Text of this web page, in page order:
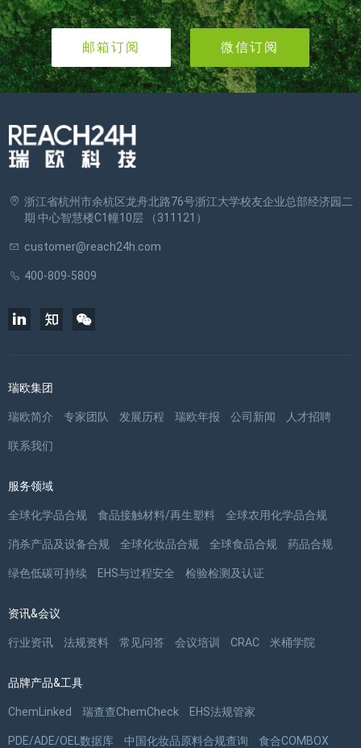
邮箱订阅 微信订阅
浙江省杭州市余杭区龙舟北路76号浙江大学校友企业总部经济园二
期 中心智慧楼C1幢10层 （311121）
customer@reach24h.com
400-809-5809
瑞欧集团
瑞欧简介 专家团队 发展历程 瑞欧年报 公司新闻 人才招聘
联系我们
服务领域
全球化学品合规 食品接触材料/再生塑料 全球农用化学品合规
消杀产品及设备合规 全球化妆品合规 全球食品合规 药品合规
绿色低碳可持续 EHS与过程安全 检验检测及认证
资讯&会议
行业资讯 法规资料 常见问答 会议培训 CRAC 米桶学院
品牌产品&工具
ChemLinked 瑞查查ChemCheck EHS法规管家
PDE/ADE/OEL数据库 中国化妆品原料合规查询 食合COMBOX